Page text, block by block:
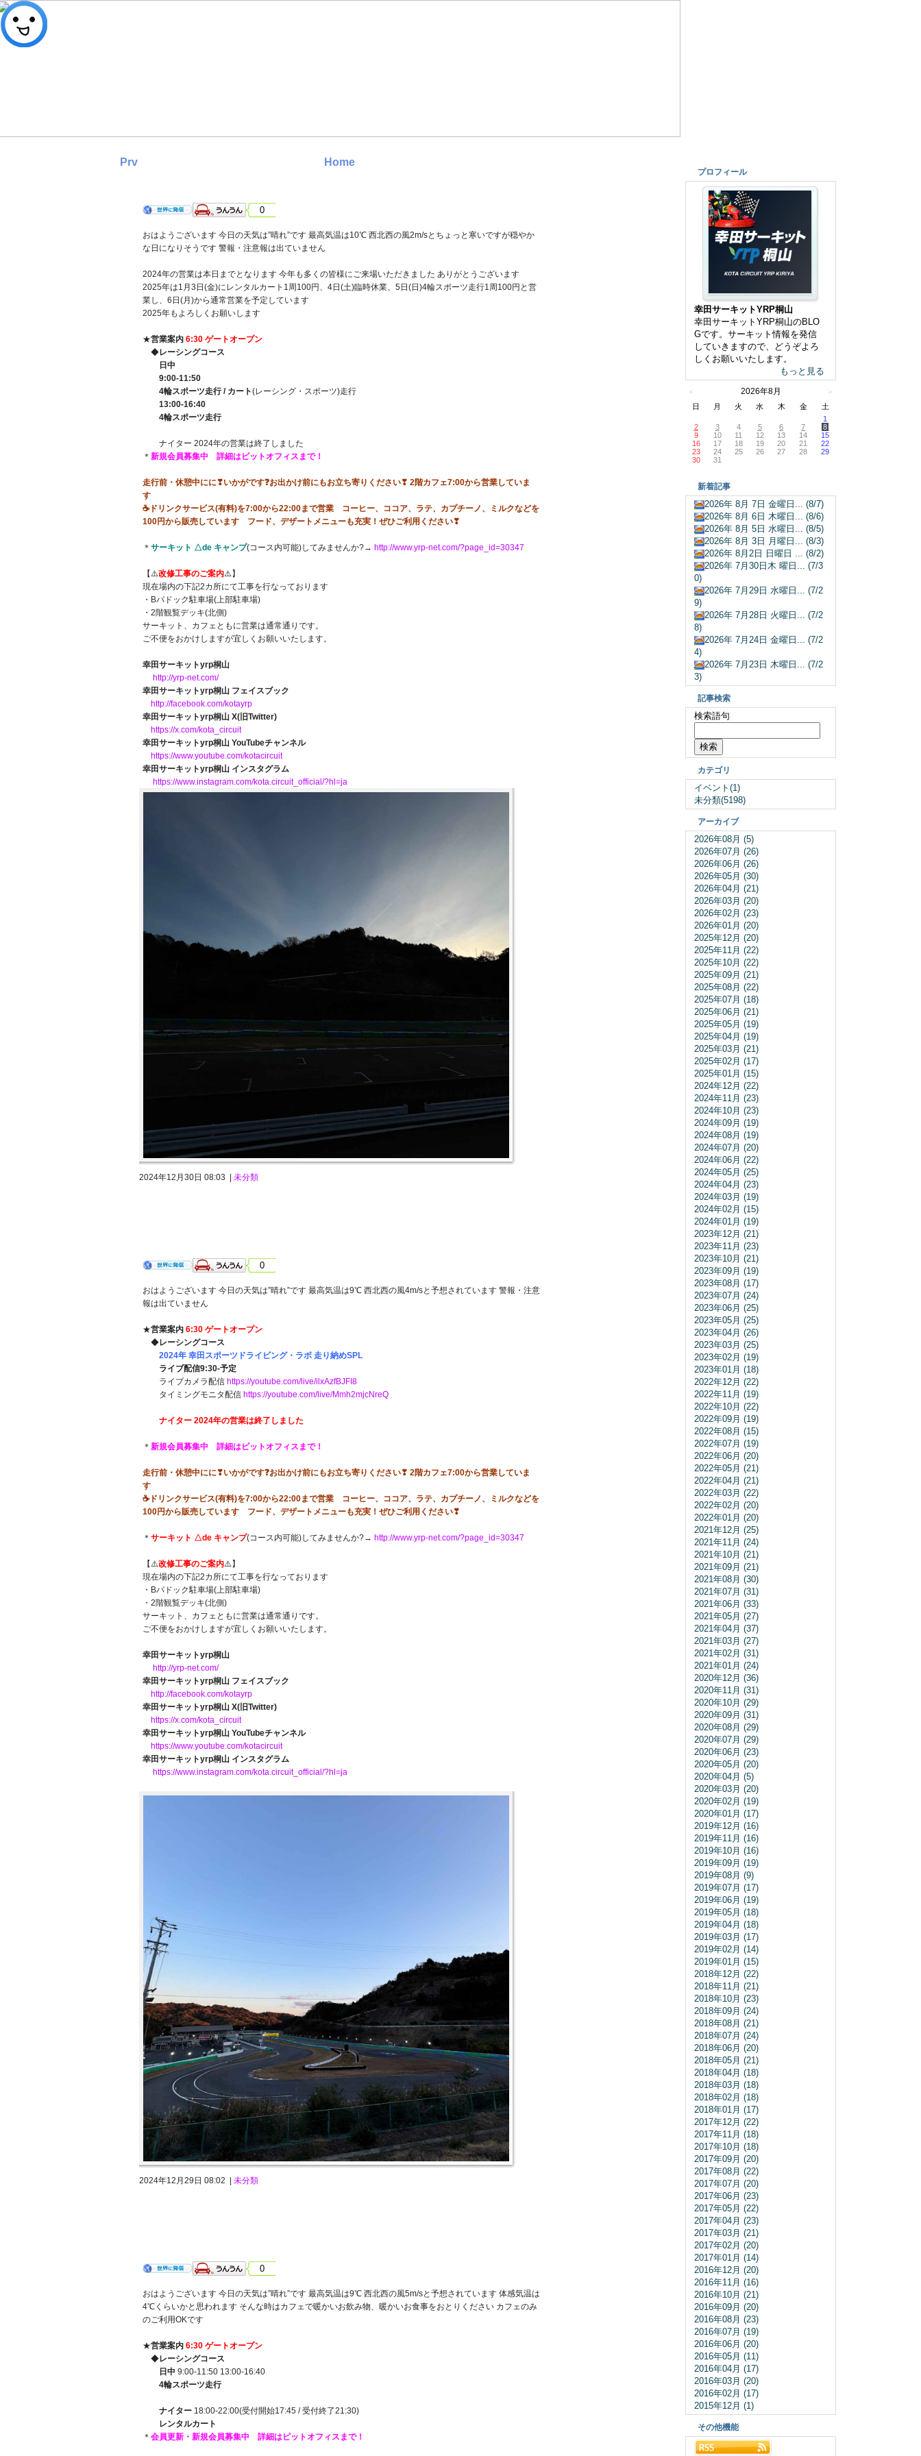
Prv Home
0
おはようございます 今日の天気は”晴れ”です 最高気温は10℃ 西北西の風2m/sとちょっと寒いですが穏やか
な日になりそうです 警報・注意報は出ていません
2024年の営業は本日までとなります 今年も多くの皆様にご来場いただきました ありがとうございます
2025年は1月3日(金)にレンタルカート1周100円、4日(土)臨時休業、5日(日)4輪スポーツ走行1周100円と営
業し、6日(月)から通常営業を予定しています
2025年もよろしくお願いします
★営業案内 6:30 ゲートオープン
◆レーシングコース
日中
9:00-11:50
4輪スポーツ走行 / カート(レーシング・スポーツ)走行
13:00-16:40
4輪スポーツ走行
ナイター 2024年の営業は終了しました
＊ 新規会員募集中 詳細はピットオフィスまで！
走行前・休憩中にに❣いかがです❓お出かけ前にもお立ち寄りください❣ 2階カフェ7:00から営業していま
す
☕ドリンクサービス(有料)を7:00から22:00まで営業 コーヒー、ココア、ラテ、カプチーノ、ミルクなどを
100円から販売しています フード、デザートメニューも充実！ぜひご利用ください❣
＊ サーキット △de キャンプ(コース内可能)してみませんか?→ http://www.yrp-net.com/?page_id=30347
【⚠️改修工事のご案内⚠️】
現在場内の下記2カ所にて工事を行なっております
・Bパドック駐車場(上部駐車場)
・2階観覧デッキ(北側)
サーキット、カフェともに営業は通常通りです。
ご不便をおかけしますが宜しくお願いいたします。
幸田サーキットyrp桐山
http://yrp-net.com/
幸田サーキットyrp桐山 フェイスブック
http://facebook.com/kotayrp
幸田サーキットyrp桐山 X(旧Twitter)
https://x.com/kota_circuit
幸田サーキットyrp桐山 YouTubeチャンネル
https://www.youtube.com/kotacircuit
幸田サーキットyrp桐山 インスタグラム
https://www.instagram.com/kota.circuit_official/?hl=ja
2024年12月30日 08:03 | 未分類
0
おはようございます 今日の天気は”晴れ”です 最高気温は9℃ 西北西の風4m/sと予想されています 警報・注意
報は出ていません
★営業案内 6:30 ゲートオープン
◆レーシングコース
2024年 幸田スポーツドライビング・ラボ 走り納めSPL
ライブ配信9:30-予定
ライブカメラ配信 https://youtube.com/live/ilxAzfBJFI8
タイミングモニタ配信 https://youtube.com/live/Mmh2mjcNreQ
ナイター 2024年の営業は終了しました
＊ 新規会員募集中 詳細はピットオフィスまで！
走行前・休憩中にに❣いかがです❓お出かけ前にもお立ち寄りください❣ 2階カフェ7:00から営業していま
す
☕ドリンクサービス(有料)を7:00から22:00まで営業 コーヒー、ココア、ラテ、カプチーノ、ミルクなどを
100円から販売しています フード、デザートメニューも充実！ぜひご利用ください❣
＊ サーキット △de キャンプ(コース内可能)してみませんか?→ http://www.yrp-net.com/?page_id=30347
【⚠️改修工事のご案内⚠️】
現在場内の下記2カ所にて工事を行なっております
・Bパドック駐車場(上部駐車場)
・2階観覧デッキ(北側)
サーキット、カフェともに営業は通常通りです。
ご不便をおかけしますが宜しくお願いいたします。
幸田サーキットyrp桐山
http://yrp-net.com/
幸田サーキットyrp桐山 フェイスブック
http://facebook.com/kotayrp
幸田サーキットyrp桐山 X(旧Twitter)
https://x.com/kota_circuit
幸田サーキットyrp桐山 YouTubeチャンネル
https://www.youtube.com/kotacircuit
幸田サーキットyrp桐山 インスタグラム
https://www.instagram.com/kota.circuit_official/?hl=ja
2024年12月29日 08:02 | 未分類
0
おはようございます 今日の天気は”晴れ”です 最高気温は9℃ 西北西の風5m/sと予想されています 体感気温は
4℃くらいかと思われます そんな時はカフェで暖かいお飲み物、暖かいお食事をおとりください カフェのみ
のご利用OKです
★営業案内 6:30 ゲートオープン
◆レーシングコース
日中 9:00-11:50 13:00-16:40
4輪スポーツ走行
ナイター 18:00-22:00(受付開始17:45 / 受付終了21:30)
レンタルカート
＊ 会員更新・新規会員募集中 詳細はピットオフィスまで！
プロフィール
幸田サーキットYRP桐山
幸田サーキットYRP桐山のBLO
Gです。サーキット情報を発信
していきますので、どうぞよろ
しくお願いいたします。
もっと見る
＜ 2026年8月
＞
日
月 火 水 木 金
土
1
2
3 4 5 6 7
8
9
10 11 12 13 14
15
16
17 18 19 20 21
22
23
24 25 26 27 28
29
30
31
新着記事
2026年 8月 7日 金曜日... (8/7)
2026年 8月 6日 木曜日... (8/6)
2026年 8月 5日 水曜日... (8/5)
2026年 8月 3日 月曜日... (8/3)
2026年 8月2日 日曜日 ... (8/2)
2026年 7月30日木 曜日... (7/3
0)
2026年 7月29日 水曜日... (7/2
9)
2026年 7月28日 火曜日... (7/2
8)
2026年 7月24日 金曜日... (7/2
4)
2026年 7月23日 木曜日... (7/2
3)
記事検索
検索語句
カテゴリ
イベント(1)
未分類(5198)
アーカイブ
2026年08月 (5)
2026年07月 (26)
2026年06月 (26)
2026年05月 (30)
2026年04月 (21)
2026年03月 (20)
2026年02月 (23)
2026年01月 (20)
2025年12月 (20)
2025年11月 (22)
2025年10月 (22)
2025年09月 (21)
2025年08月 (22)
2025年07月 (18)
2025年06月 (21)
2025年05月 (19)
2025年04月 (19)
2025年03月 (21)
2025年02月 (17)
2025年01月 (15)
2024年12月 (22)
2024年11月 (23)
2024年10月 (23)
2024年09月 (19)
2024年08月 (19)
2024年07月 (20)
2024年06月 (22)
2024年05月 (25)
2024年04月 (23)
2024年03月 (19)
2024年02月 (15)
2024年01月 (19)
2023年12月 (21)
2023年11月 (23)
2023年10月 (21)
2023年09月 (19)
2023年08月 (17)
2023年07月 (24)
2023年06月 (25)
2023年05月 (25)
2023年04月 (26)
2023年03月 (25)
2023年02月 (19)
2023年01月 (18)
2022年12月 (22)
2022年11月 (19)
2022年10月 (22)
2022年09月 (19)
2022年08月 (15)
2022年07月 (19)
2022年06月 (20)
2022年05月 (21)
2022年04月 (21)
2022年03月 (22)
2022年02月 (20)
2022年01月 (20)
2021年12月 (25)
2021年11月 (24)
2021年10月 (21)
2021年09月 (21)
2021年08月 (30)
2021年07月 (31)
2021年06月 (33)
2021年05月 (27)
2021年04月 (37)
2021年03月 (27)
2021年02月 (31)
2021年01月 (24)
2020年12月 (36)
2020年11月 (31)
2020年10月 (29)
2020年09月 (31)
2020年08月 (29)
2020年07月 (29)
2020年06月 (23)
2020年05月 (20)
2020年04月 (5)
2020年03月 (20)
2020年02月 (19)
2020年01月 (17)
2019年12月 (16)
2019年11月 (16)
2019年10月 (16)
2019年09月 (19)
2019年08月 (9)
2019年07月 (17)
2019年06月 (19)
2019年05月 (18)
2019年04月 (18)
2019年03月 (17)
2019年02月 (14)
2019年01月 (15)
2018年12月 (22)
2018年11月 (21)
2018年10月 (23)
2018年09月 (24)
2018年08月 (21)
2018年07月 (24)
2018年06月 (20)
2018年05月 (21)
2018年04月 (18)
2018年03月 (18)
2018年02月 (18)
2018年01月 (17)
2017年12月 (22)
2017年11月 (18)
2017年10月 (18)
2017年09月 (20)
2017年08月 (22)
2017年07月 (20)
2017年06月 (23)
2017年05月 (22)
2017年04月 (23)
2017年03月 (21)
2017年02月 (20)
2017年01月 (14)
2016年12月 (20)
2016年11月 (16)
2016年10月 (21)
2016年09月 (20)
2016年08月 (23)
2016年07月 (19)
2016年06月 (20)
2016年05月 (11)
2016年04月 (17)
2016年03月 (20)
2016年02月 (17)
2015年12月 (1)
その他機能